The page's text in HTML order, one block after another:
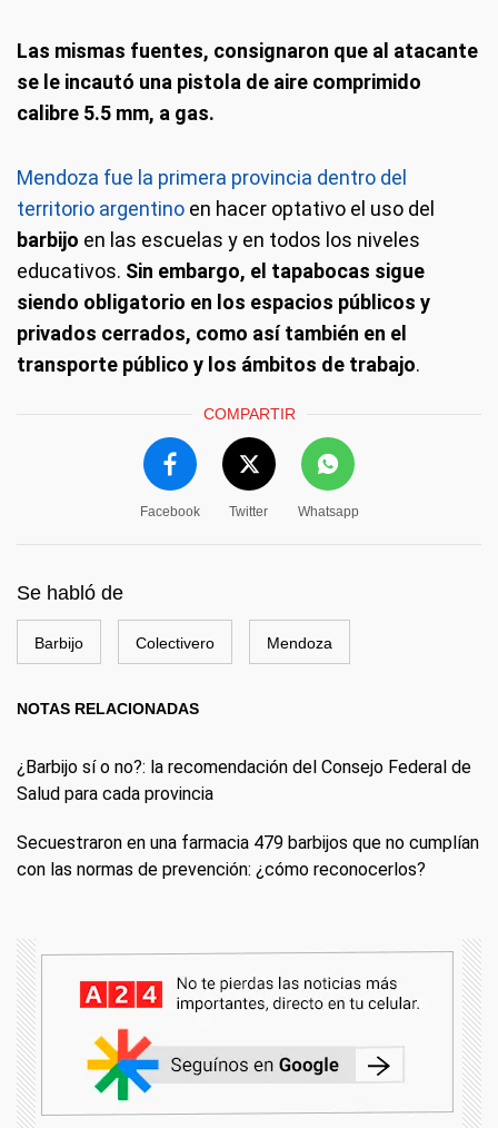
Las mismas fuentes, consignaron que al atacante
se le incautó una pistola de aire comprimido
calibre 5.5 mm, a gas.
Mendoza fue la primera provincia dentro del
territorio argentino en hacer optativo el uso del
barbijo en las escuelas y en todos los niveles
educativos. Sin embargo, el tapabocas sigue
siendo obligatorio en los espacios públicos y
privados cerrados, como así también en el
transporte público y los ámbitos de trabajo.
COMPARTIR
Facebook Twitter Whatsapp
Se habló de
Barbijo Colectivero Mendoza
NOTAS RELACIONADAS
¿Barbijo sí o no?: la recomendación del Consejo Federal de
Salud para cada provincia
Secuestraron en una farmacia 479 barbijos que no cumplían
con las normas de prevención: ¿cómo reconocerlos?